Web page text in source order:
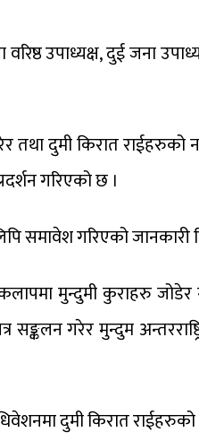
उपाध्यक्ष, दुई जना
दुमी किरात राईहरुको
गरिएको छ ।
समावेश गरिएको जानकारी
मुन्दुमी कुराहरु
सङ्कलन गरेर मुन्दुम
दुमी किरात